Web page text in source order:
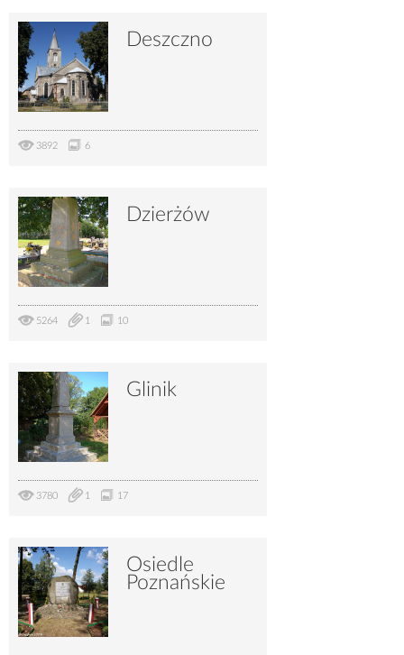
Deszczno
3892 6
Dzierżów
5264 1 10
Glinik
3780 1 17
Osiedle
Poznańskie